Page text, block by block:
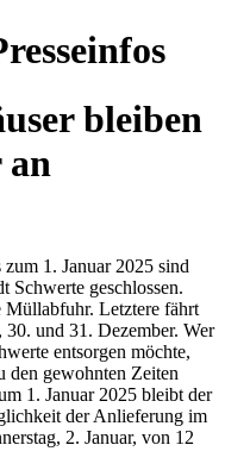
bleiben
an
1. Januar 2025 sind
Schwerte geschlossen.
Letztere fährt
und 31. Dezember. Wer
entsorgen möchte,
den gewohnten Zeiten
1. Januar 2025 bleibt der
der Anlieferung im
2. Januar, von 12